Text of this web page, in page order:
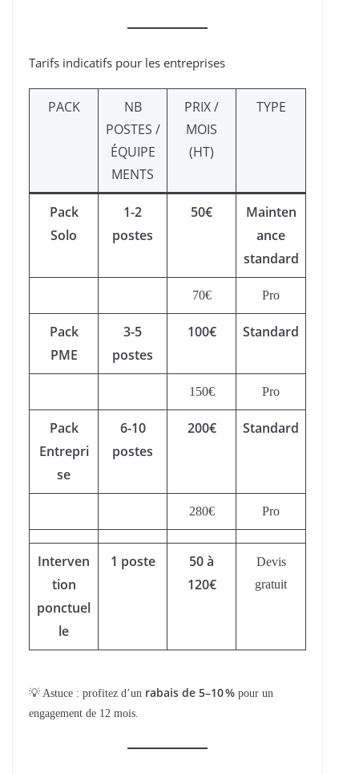
Tarifs indicatifs pour les entreprises
PACK
NB
POSTES /
ÉQUIPE
MENTS
PRIX /
MOIS
(HT)
TYPE
Pack
Solo
1-2
postes
50€
Mainten
ance
standard
70€ Pro
Pack
PME
3-5
postes
100€ Standard
150€ Pro
Pack
Entrepri
se
6-10
postes
200€ Standard
280€ Pro
Interven
tion
ponctuel
le
1 poste
50 à
120€
Devis
gratuit
💡 Astuce : profitez d’un rabais de 5–10 % pour un
engagement de 12 mois.